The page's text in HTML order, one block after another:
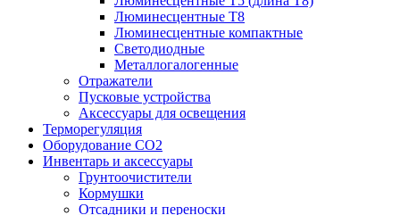
Люминесцентные T8
Люминесцентные компактные
Светодиодные
Металлогалогенные
Отражатели
Пусковые устройства
Аксессуары для освещения
Терморегуляция
Оборудование CO2
Инвентарь и аксессуары
Грунтоочистители
Кормушки
Отсадники и переноски